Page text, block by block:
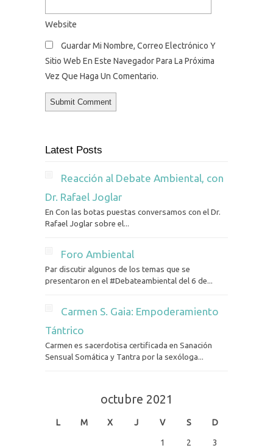
Website
Guardar Mi Nombre, Correo Electrónico Y
Sitio Web En Este Navegador Para La Próxima
Vez Que Haga Un Comentario.
Latest Posts
Reacción al Debate Ambiental, con
Dr. Rafael Joglar
En Con las botas puestas conversamos con el Dr.
Rafael Joglar sobre el...
Foro Ambiental
Par discutir algunos de los temas que se
presentaron en el #Debateambiental del 6 de...
Carmen S. Gaia: Empoderamiento
Tántrico
Carmen es sacerdotisa certificada en Sanación
Sensual Somática y Tantra por la sexóloga...
octubre 2021
L M X J V S D
1 2 3